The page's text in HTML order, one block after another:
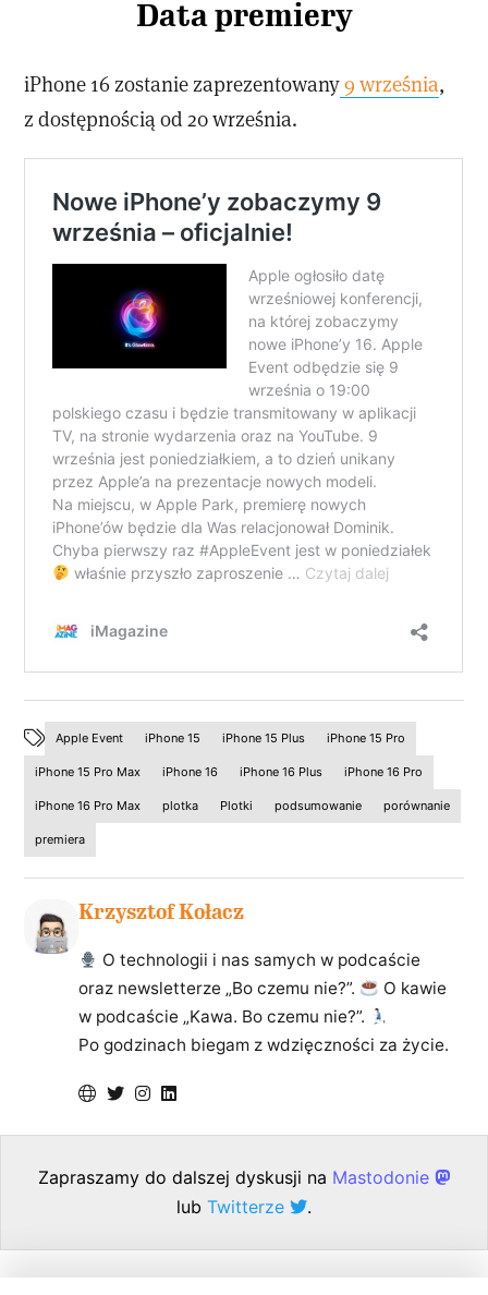
Data premiery
iPhone 16 zostanie zaprezentowany9 września,
z dostępnością od 20 września.
Apple Event iPhone 15 iPhone 15 Plus iPhone 15 Pro
iPhone 15 Pro Max iPhone 16 iPhone 16 Plus iPhone 16 Pro
iPhone 16 Pro Max plotka Plotki podsumowanie porównanie
premiera
Krzysztof Kołacz
O technologii i nas samych w podcaście
oraz newsletterze „Bo czemu nie?”.
O kawie
w podcaście „Kawa. Bo czemu nie?”.
Po godzinach biegam z wdzięczności za życie.
Zapraszamy do dalszej dyskusji na Mastodonie
lub Twitterze .